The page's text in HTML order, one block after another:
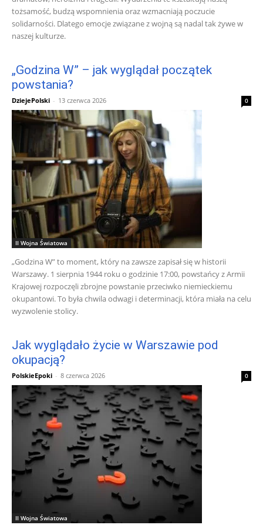
tożsamość, budzą wspomnienia oraz wzmacniają poczucie
solidarności. Dlatego emocje związane z wojną są nadal tak żywe w
naszej kulturze.
„Godzina W” – jak wyglądał początek
powstania?
DziejePolski - 13 czerwca 2026 0
II Wojna Światowa
„Godzina W” to moment, który na zawsze zapisał się w historii
Warszawy. 1 sierpnia 1944 roku o godzinie 17:00, powstańcy z Armii
Krajowej rozpoczęli zbrojne powstanie przeciwko niemieckiemu
okupantowi. To była chwila odwagi i determinacji, która miała na celu
wyzwolenie stolicy.
Jak wyglądało życie w Warszawie pod
okupacją?
PolskieEpoki - 8 czerwca 2026 0
II Wojna Światowa